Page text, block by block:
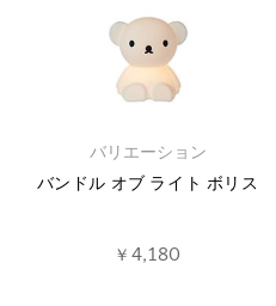
バリエーション
バンドル オブ ライト ボリス
￥4,180